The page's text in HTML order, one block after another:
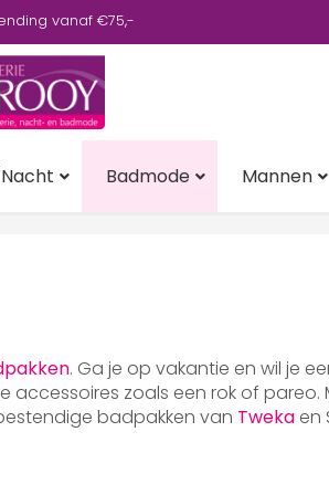
vanaf €75,-
Badmode Mannen
. Ga je op vakantie en wil je
zoals een rok of
badpakken van Tweka en